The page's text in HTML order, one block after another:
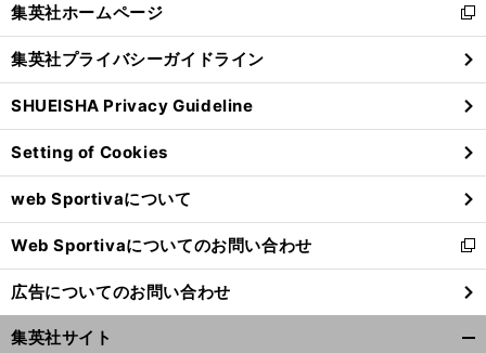
閉
る
集英社ホームページ
新
し
い
ウ
ィ
ン
ド
ウ
で
開
く
集英社プライバシーガイドライン
SHUEISHA Privacy Guideline
Setting of Cookies
web Sportivaについて
Web Sportivaについてのお問い合わせ
新
し
い
ウ
ィ
広告についてのお問い合わせ
集英社サイト